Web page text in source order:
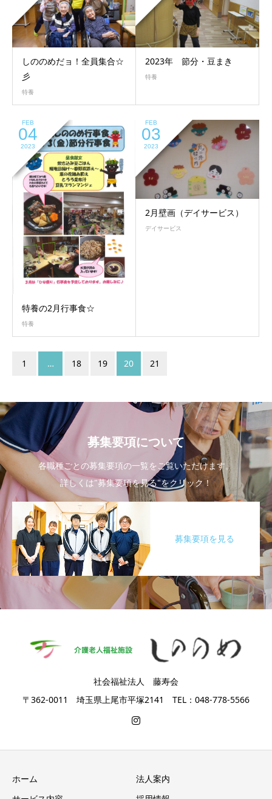
しののめだョ！全員集合☆
彡
特養
2023年 節分・豆まき
特養
FEB
04
2023
特養の2月行事食☆
特養
FEB
03
2023
2月壁画（デイサービス）
デイサービス
1 … 18 19 20 21
募集要項について
各職種ごとの募集要項の一覧をご覧いただけます。
詳しくは"募集要項を見る"をクリック！
募集要項を見る
社会福祉法人 藤寿会
〒362-0011 埼玉県上尾市平塚2141 TEL：048-778-5566
ホーム
法人案内